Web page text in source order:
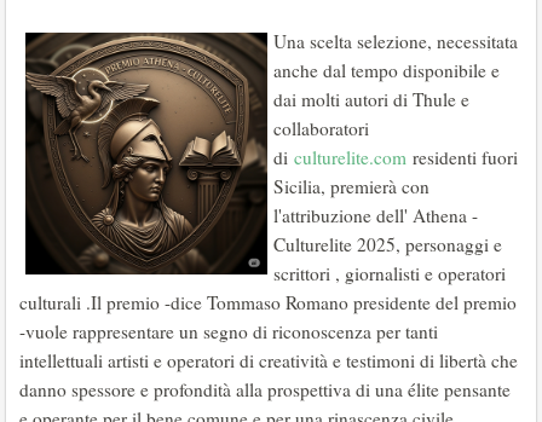
Una scelta selezione, necessitata
anche dal tempo disponibile e
dai molti autori di Thule e
collaboratori
di culturelite.com residenti fuori
Sicilia, premierà con
l'attribuzione dell' Athena -
Culturelite 2025, personaggi e
scrittori , giornalisti e operatori
culturali .Il premio -dice Tommaso Romano presidente del premio
-vuole rappresentare un segno di riconoscenza per tanti
intellettuali artisti e operatori di creatività e testimoni di libertà che
danno spessore e profondità alla prospettiva di una élite pensante